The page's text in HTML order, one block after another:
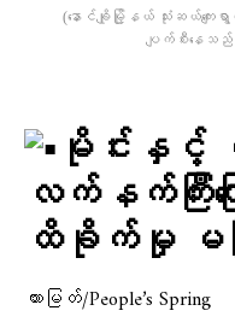
(နောင်ချိုမြို့နယ် သုံးဆယ်ကျ
ပျက်စီးနေသ
မိုင်းနှင့်
လက်နက်ကြီးက
ထိခိုက်မှု မက
ထားမြတ်/People’s Spring